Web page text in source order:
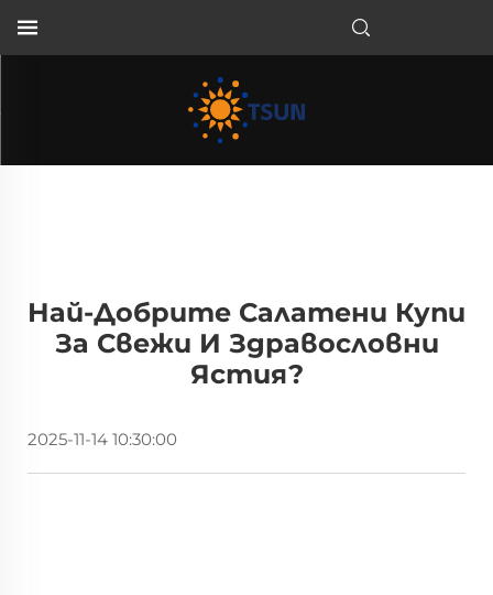
Най-Добрите Салатени Купи
За Свежи И Здравословни
Ястия?
2025-11-14 10:30:00